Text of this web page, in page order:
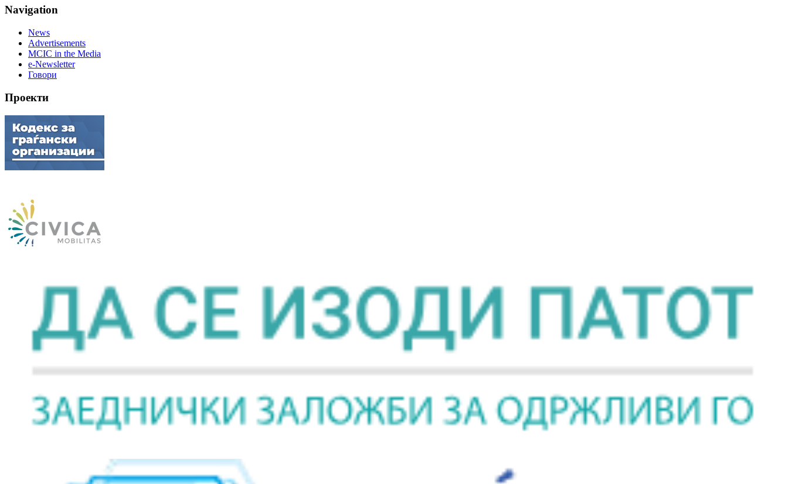
Navigation
News
Advertisements
MCIC in the Media
e-Newsletter
Говори
Проекти